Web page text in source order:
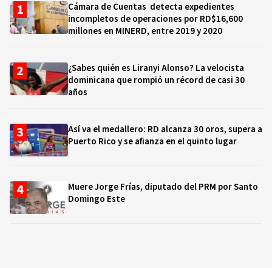
Cámara de Cuentas detecta expedientes
incompletos de operaciones por RD$16,600
millones en MINERD, entre 2019 y 2020
¿Sabes quién es Liranyi Alonso? La velocista
dominicana que rompió un récord de casi 30
años
Así va el medallero: RD alcanza 30 oros, supera a
Puerto Rico y se afianza en el quinto lugar
Muere Jorge Frías, diputado del PRM por Santo
Domingo Este